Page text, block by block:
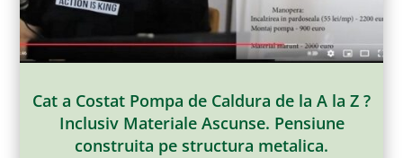
Cat a Costat Pompa de Caldura de la A la Z ?
Inclusiv Materiale Ascunse. Pensiune
construita pe structura metalica.